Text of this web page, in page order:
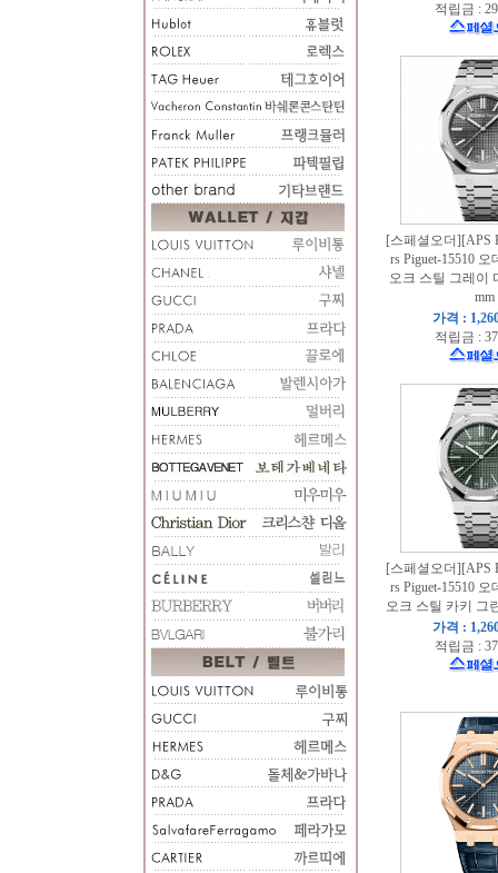
적립금 :
[스페셜오더][APS
rs Piguet-15510
오크 스틸 그레이
mm
가격 :
적립금 :
[스페셜오더][APS
rs Piguet-15510
오크 스틸 카키 그
가격 :
적립금 :